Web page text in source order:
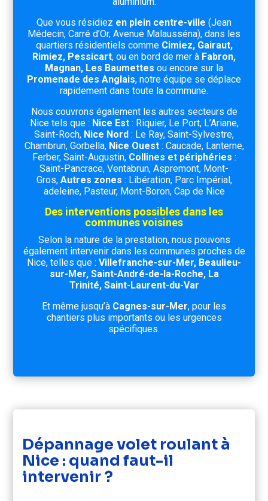
Que vous résidiez en plein centre-ville (Jean
Médecin, Carré d’Or, Avenue Malausséna), dans les
quartiers résidentiels comme Cimiez, Gairaut,
Rimiez, Pessicart, ou en bord de mer à Fabron,
Magnan, Les Baumettes ou encore sur la
Promenade des Anglais, notre équipe se déplace
rapidement dans toute la commune.
Nous couvrons également les autres secteurs de
Nice tels que : Nice Est: Riquier, Le Port, L’Ariane,
Saint-Roch, Nice Nord : Le Ray, Saint-Sylvestre,
Chambrun, Gorbella, Nice Ouest: Caucade, Lanterne,
Ferber, Saint-Augustin, Collines et périphéries :
Saint-Pancrace, Ventabrun, Aspremont, Mont-
Gros, Autres zones : Libération, Parc Impérial,
adeleine, Pasteur, Mont-Boron, Cap de Nice
Des interventions possibles dans les
communes voisines
Selon la nature de la prestation, nous pouvons
également intervenir dans les communes proches de
Nice, telles que : Villefranche-sur-Mer, Beaulieu-
sur-Mer, Saint-André-de-la-Roche, La
Trinité, Saint-Laurent-du-Var
Et même jusqu’à Cagnes-sur-Mer, pour les
chantiers plus importants ou les urgences
spécifiques.
Dépannage volet roulant à
Nice : quand faut-il
intervenir ?